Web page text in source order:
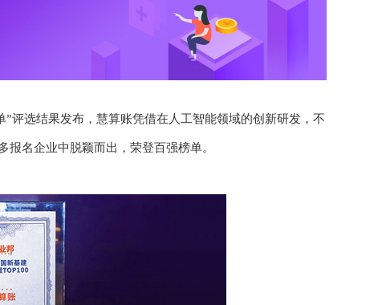
评选结果发布，慧算账凭借在人工智能领域的创新研发，不
名企业中脱颖而出，荣登百强榜单。